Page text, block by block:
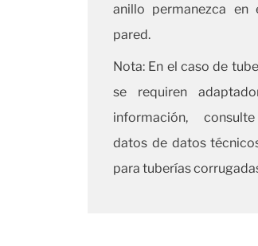
anillo permanezca
pared.
Nota: En el caso de
se requiren
información,
datos de datos
para tuberías